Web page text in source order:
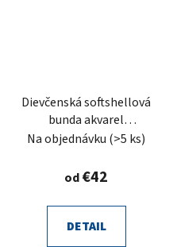
Dievčenská softshellová
bunda akvarel
margarétky Diana
Na objednávku (>5 ks)
od€42
DETAIL